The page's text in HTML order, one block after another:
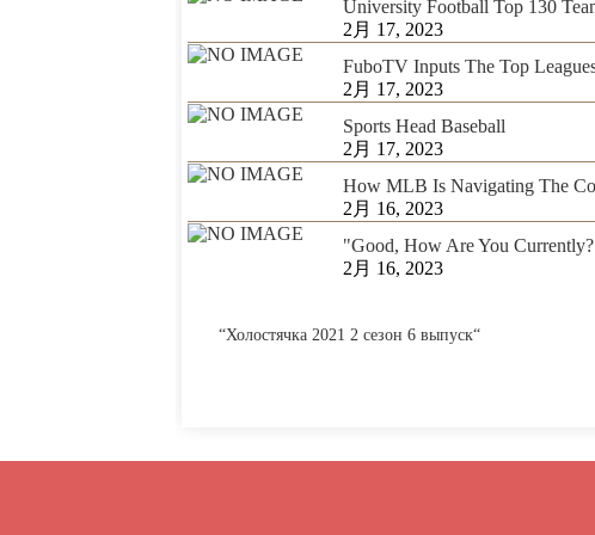
University Football Top 130
2月 17, 2023
FuboTV Inputs The Top
2月 17, 2023
Sports Head Baseball
2月 17, 2023
How MLB Is Navigating The
2月 16, 2023
"Good, How Are You Currently?
2月 16, 2023
“Холостячка 2021 2 сезон 6 выпуск“